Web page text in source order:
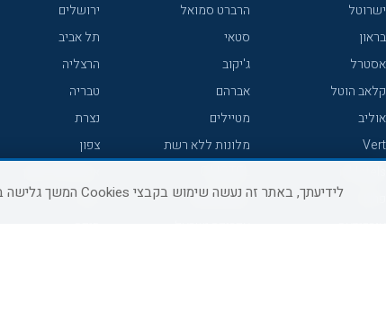
ישרוטל
בראון
אסטרל
קלאב הוטל
אוליב
Vert
הרברט סמואל
סטאי
ג'יקוב
אברהם
מטיילים
מלונות ללא רשת
קראון פלאזה
ירושלים
תל אביב
הרצליה
טבריה
נצרת
צפון
נתניה
לידיעתך, באתר זה נעשה שימוש בקבצי Cookies המשך גלישה באתר מהווה הסכמה לשימוש זה, למידע נוסף ניתן לעיין